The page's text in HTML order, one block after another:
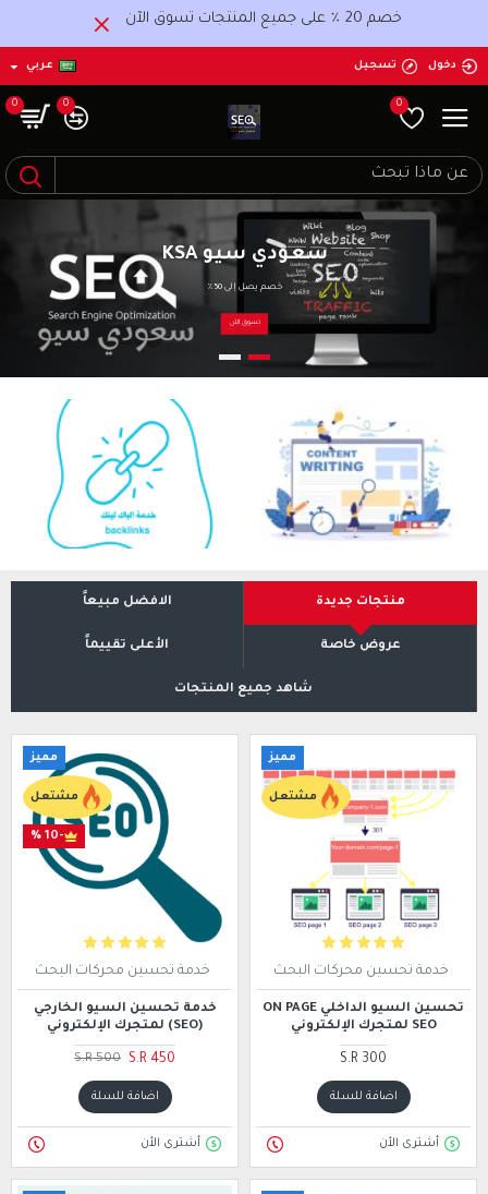
سعودي
سيو
SEO
-
تحسين
سيو
متاجر
خصم 20 ٪ على جميع المنتجات تسوق الآن
دخول تسجيل عربي
0
0
0
سعودي سيو KSA
خصم يصل إلى 50٪
تسوق الأن
منتجات جديدة الافضل مبيعاً
عروض خاصة الأعلى تقييماً
شاهد جميع المنتجات
مميز
مشتعل
خدمة تحسين محركات البحث
تحسين السيو الداخلي ON PAGE
SEO لمتجرك الإلكتروني
S.R 300
اضافة للسلة
أشترى الأن
مميز
مشتعل
-10 %
خدمة تحسين محركات البحث
خدمة تحسين السيو الخارجي
(SEO) لمتجرك الإلكتروني
S.R 450
S.R 500
اضافة للسلة
أشترى الأن